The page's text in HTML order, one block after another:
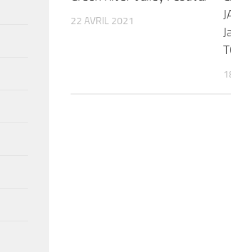
22 AVRIL 2021